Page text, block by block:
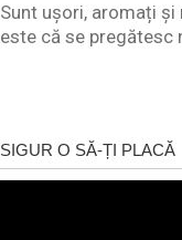
Sunt ușori, aromați
este că se pregătesc